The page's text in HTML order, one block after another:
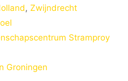
, Zwijndrecht
Stramproy
Groningen